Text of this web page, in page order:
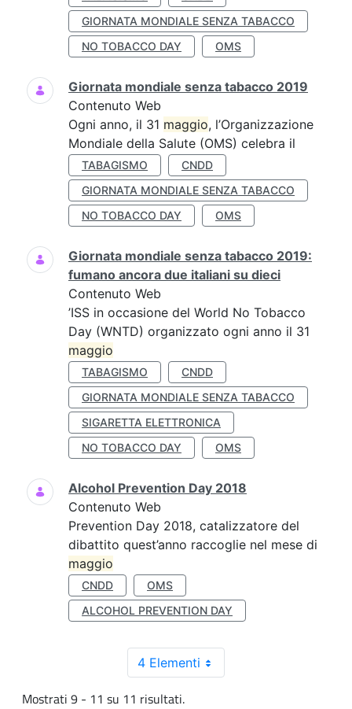
GIORNATA MONDIALE SENZA TABACCO
NO TOBACCO DAY
OMS
Giornata mondiale senza tabacco 2019
Contenuto Web
Ogni anno, il 31 maggio, l’Organizzazione
Mondiale della Salute (OMS) celebra il
TABAGISMO
CNDD
GIORNATA MONDIALE SENZA TABACCO
NO TOBACCO DAY
OMS
Giornata mondiale senza tabacco 2019:
fumano ancora due italiani su dieci
Contenuto Web
’ISS in occasione del World No Tobacco
Day (WNTD) organizzato ogni anno il 31
maggio
TABAGISMO
CNDD
GIORNATA MONDIALE SENZA TABACCO
SIGARETTA ELETTRONICA
NO TOBACCO DAY
OMS
Alcohol Prevention Day 2018
Contenuto Web
Prevention Day 2018, catalizzatore del
dibattito quest’anno raccoglie nel mese di
maggio
CNDD
OMS
ALCOHOL PREVENTION DAY
4 Elementi
Mostrati 9 - 11 su 11 risultati.